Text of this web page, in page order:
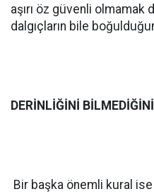
aşırı öz güvenli olmamak
dalgıçların bile
DERİNLİĞİNİ
Bir başka önemli kural